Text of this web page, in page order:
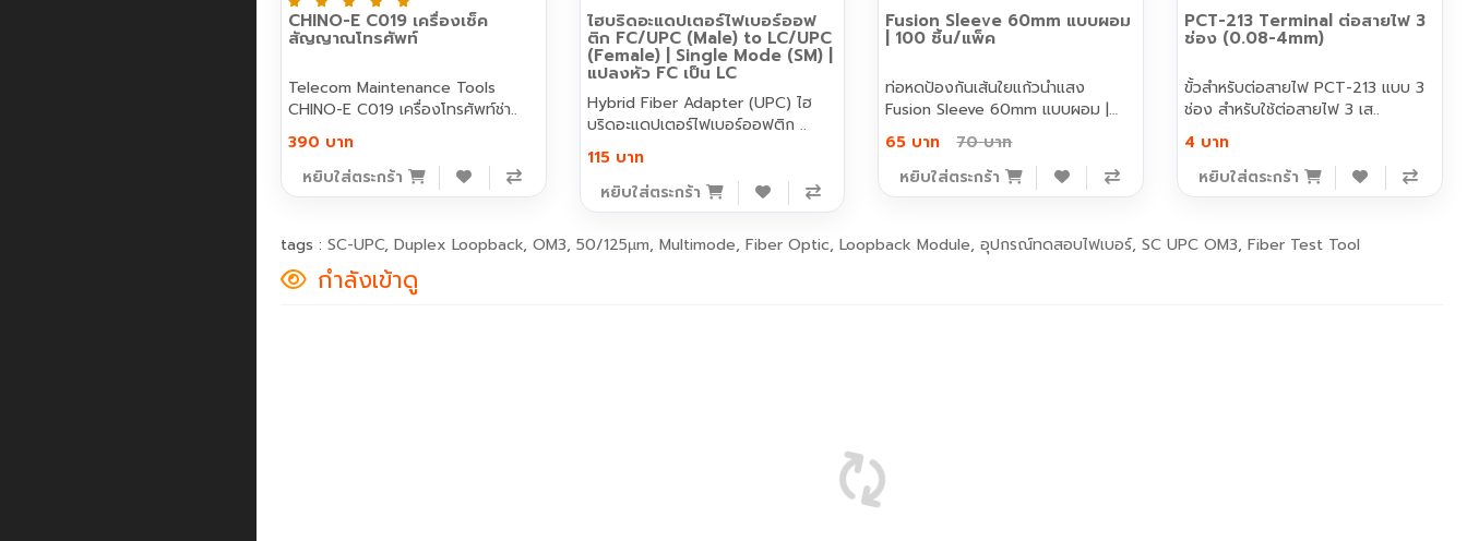
CHINO-E C019 เครื่องเช็ค
สัญญาณโทรศัพท์
Telecom Maintenance Tools
CHINO-E C019 เครื่องโทรศัพท์ช่า..
390 บาท
หยิบใส่ตระกร้า
ไฮบริดอะแดปเตอร์ไฟเบอร์ออฟ
ติก FC/UPC (Male) to LC/UPC
(Female) | Single Mode (SM) |
แปลงหัว FC เป็น LC
Hybrid Fiber Adapter (UPC) ไฮ
บริดอะแดปเตอร์ไฟเบอร์ออฟติก ..
115 บาท
หยิบใส่ตระกร้า
Fusion Sleeve 60mm แบบผอม
| 100 ชิ้น/แพ็ค
ท่อหดป้องกันเส้นใยแก้วนำแสง
Fusion Sleeve 60mm แบบผอม |
100 ..
65 บาท
70 บาท
หยิบใส่ตระกร้า
PCT-213 Terminal ต่อสายไฟ 3
ช่อง (0.08-4mm)
ขั้วสำหรับต่อสายไฟ PCT-213 แบบ 3
ช่อง สำหรับใช้ต่อสายไฟ 3 เส..
4 บาท
หยิบใส่ตระกร้า
tags :SC-UPC,Duplex Loopback,OM3,50/125µm,Multimode,Fiber Optic,Loopback Module,อุปกรณ์ทดสอบไฟเบอร์,SC UPC OM3,Fiber Test Tool
กำลังเข้าดู